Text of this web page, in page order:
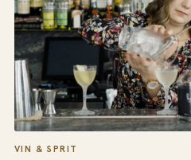
VIN & SPRIT